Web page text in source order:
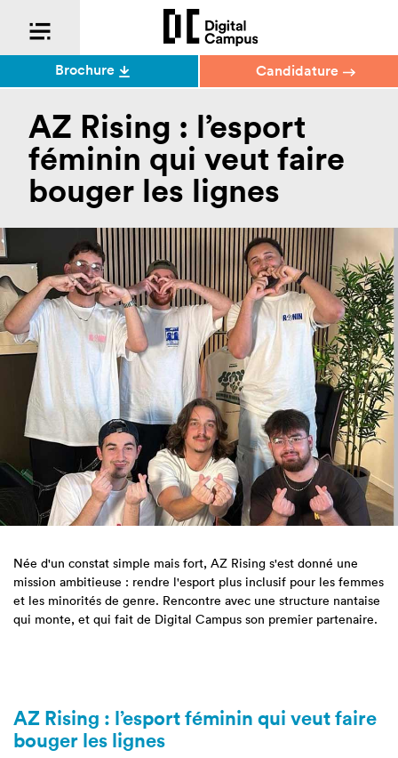
AZ Rising : l’esport
féminin qui veut faire
bouger les lignes
Née d'un constat simple mais fort, AZ Rising s'est donné une
mission ambitieuse : rendre l'esport plus inclusif pour les femmes
et les minorités de genre. Rencontre avec une structure nantaise
qui monte, et qui fait de Digital Campus son premier partenaire.
AZ Rising : l’esport féminin qui veut faire
bouger les lignes
Brochure Candidature